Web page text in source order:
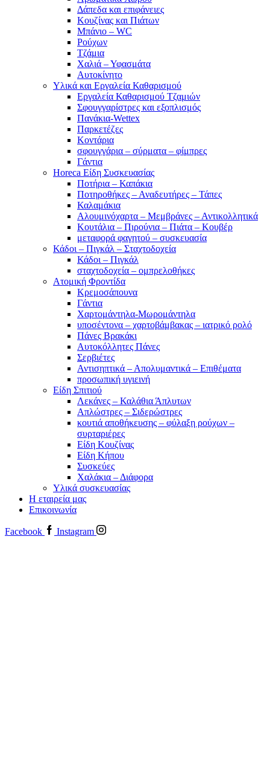
Δάπεδα και επιφάνειες
Κουζίνας και Πιάτων
Μπάνιο – WC
Ρούχων
Τζάμια
Χαλιά – Υφασμάτα
Αυτοκίνητο
Υλικά και Εργαλεία Καθαρισμού
Εργαλεία Καθαρισμού Τζαμιών
Σφουγγαρίστρες και εξοπλισμός
Πανάκια-Wettex
Παρκετέζες
Κοντάρια
σφουγγάρια – σύρματα – φίμπρες
Γάντια
Horeca Είδη Συσκευασίας
Ποτήρια – Καπάκια
Ποτηροθήκες – Αναδευτήρες – Τάπες
Καλαμάκια
Αλουμινόχαρτα – Μεμβράνες – Αντικολλητικά
Κουτάλια – Πιρούνια – Πιάτα – Κουβέρ
μεταφορά φαγητού – συσκευασία
Κάδοι – Πιγκάλ – Σταχτοδοχεία
Κάδοι – Πιγκάλ
σταχτοδοχεία – ομπρελοθήκες
Ατομική Φροντίδα
Κρεμοσάπουνα
Γάντια
Χαρτομάντηλα-Μωρομάντηλα
υποσέντονα – χαρτοβάμβακας – ιατρικό ρολό
Πάνες Βρακάκι
Αυτοκόλλητες Πάνες
Σερβιέτες
Αντισηπτικά – Απολυμαντικά – Επιθέματα
προσωπική υγιεινή
Είδη Σπιτιού
Λεκάνες – Καλάθια Άπλυτων
Απλώστρες – Σιδερώστρες
κουτιά αποθήκευσης – φύλαξη ρούχων –
συρταριέρες
Είδη Κουζίνας
Είδη Κήπου
Συσκεύες
Χαλάκια – Διάφορα
Yλικά συσκευασίας
Η εταιρεία μας
Επικοινωνία
Facebook Instagram